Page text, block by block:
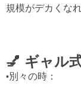
規模がデカくな
💅 ギャル
•別々の時：